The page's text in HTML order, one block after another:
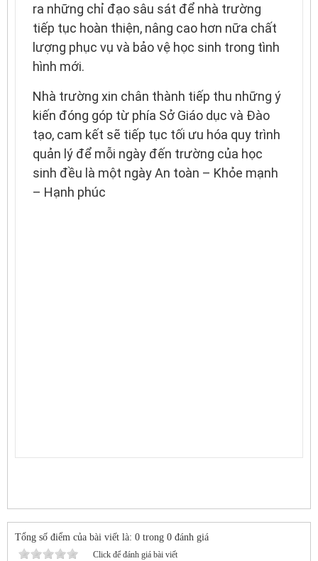
ra những chỉ đạo sâu sát để nhà trường
tiếp tục hoàn thiện, nâng cao hơn nữa chất
lượng phục vụ và bảo vệ học sinh trong tình
hình mới.
Nhà trường xin chân thành tiếp thu những ý
kiến đóng góp từ phía Sở Giáo dục và Đào
tạo, cam kết sẽ tiếp tục tối ưu hóa quy trình
quản lý để mỗi ngày đến trường của học
sinh đều là một ngày An toàn – Khỏe mạnh
– Hạnh phúc
Tổng số điểm của bài viết là: 0 trong 0 đánh giá
Click để đánh giá bài viết